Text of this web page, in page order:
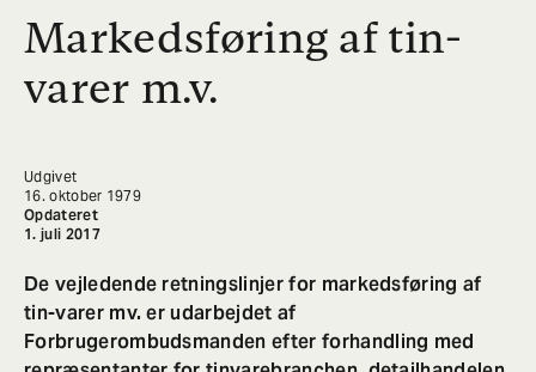
Markedsføring af tin-
varer m.v.
Udgivet
16. oktober 1979
Opdateret
1. juli 2017
De vejledende retningslinjer for markedsføring af
tin-varer mv. er udarbejdet af
Forbrugerombudsmanden efter forhandling med